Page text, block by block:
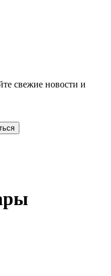
свежие новости и